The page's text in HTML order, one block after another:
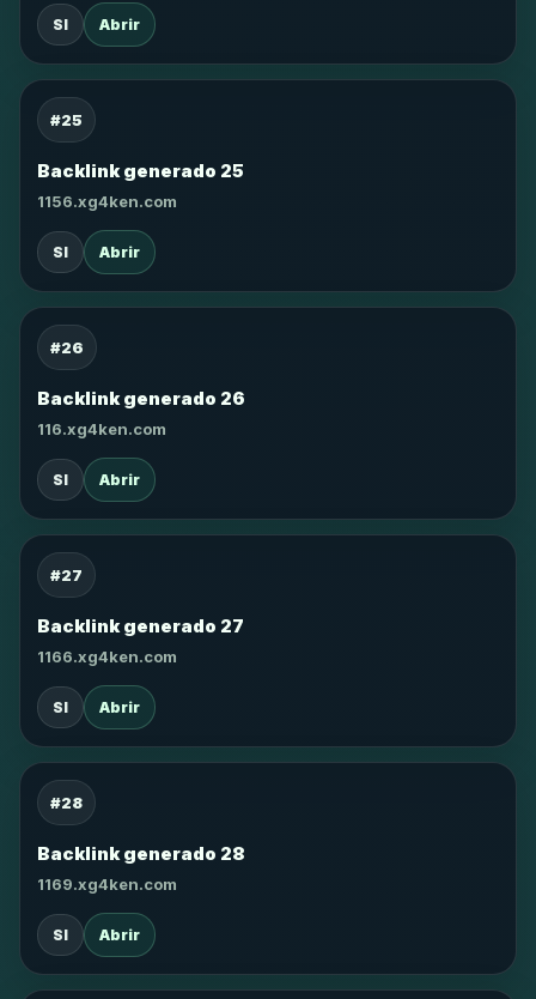
SI Abrir
#25
Backlink generado 25
1156.xg4ken.com
SI Abrir
#26
Backlink generado 26
116.xg4ken.com
SI Abrir
#27
Backlink generado 27
1166.xg4ken.com
SI Abrir
#28
Backlink generado 28
1169.xg4ken.com
SI Abrir